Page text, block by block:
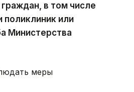
в том числе
или
Министерства
меры